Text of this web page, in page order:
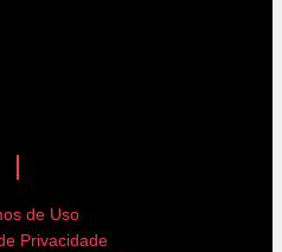
de Uso
Privacidade